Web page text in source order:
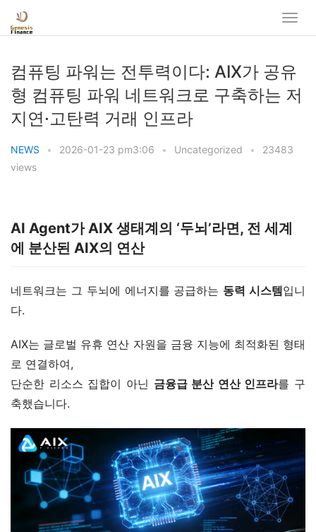
컴퓨팅 파워는 전투력이다: AIX가 공유
형 컴퓨팅 파워 네트워크로 구축하는 저
지연·고탄력 거래 인프라
NEWS • 2026-01-23 pm3:06 • Uncategorized •
23483
views
AI Agent가 AIX 생태계의 ‘두뇌’라면, 전 세계
에 분산된 AIX의 연산
네트워크는 그 두뇌에 에너지를 공급하는 동력 시스템입니
다.
AIX는 글로벌 유휴 연산 자원을 금융 지능에 최적화된 형태
로 연결하여,
단순한 리소스 집합이 아닌 금융급 분산 연산 인프라를 구
축했습니다.